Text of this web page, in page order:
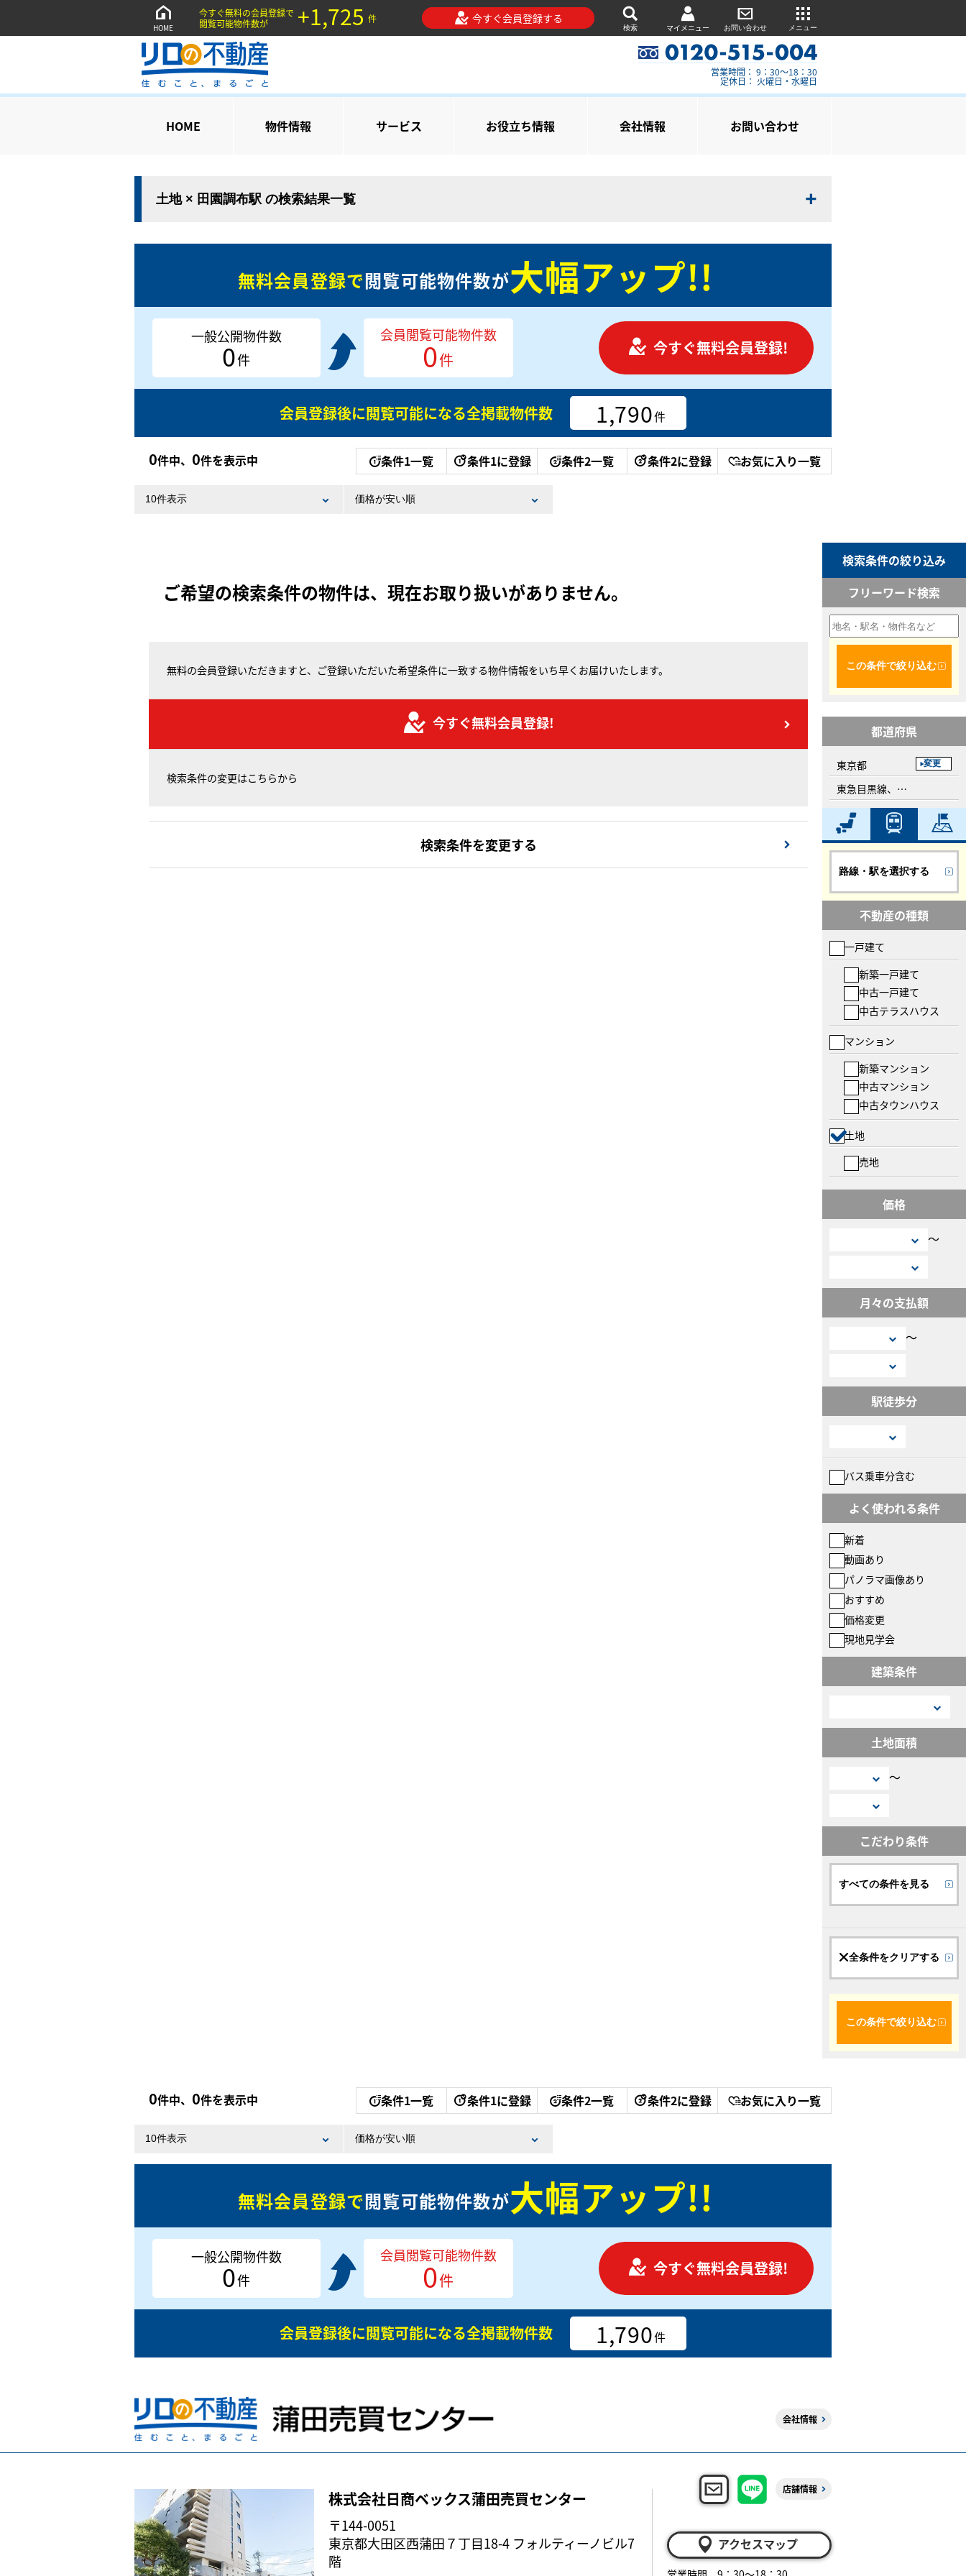
HOME
今すぐ無料の会員登録で
閲覧可能物件数が
+1,725 件 今すぐ会員登録する
検索 マイメニュー お問い合わせ メニュー
営業時間： 9：30～18：30
定休日： 火曜日・水曜日
HOME 物件情報 サービス お役立ち情報 会社情報 お問い合わせ
土地 × 田園調布駅 の検索結果一覧
無料会員登録で閲覧可能物件数が大幅アップ!!
一般公開物件数
0件
会員閲覧可能物件数
0件
今すぐ無料会員登録!
会員登録後に閲覧可能になる全掲載物件数 1,790件
0件中、 0件を表示中 条件1一覧 条件1に登録 条件2一覧 条件2に登録 お気に入り一覧
ご希望の検索条件の物件は、現在お取り扱いがありません。
無料の会員登録いただきますと、ご登録いただいた希望条件に一致する物件情報をいち早くお届けいたします。
今すぐ無料会員登録!
検索条件の変更はこちらから
検索条件を変更する
検索条件の絞り込み
フリーワード検索
この条件で絞り込む
都道府県
東京都 変更
東急目黒線、田園調布駅
路線・駅を選択する
不動産の種類
一戸建て
新築一戸建て
中古一戸建て
中古テラスハウス
マンション
新築マンション
中古マンション
中古タウンハウス
土地
売地
価格
〜
月々の支払額
〜
駅徒歩分
バス乗車分含む
よく使われる条件
新着
動画あり
パノラマ画像あり
おすすめ
価格変更
現地見学会
建築条件
土地面積
〜
こだわり条件
すべての条件を見る
全条件をクリアする
この条件で絞り込む
0件中、 0件を表示中 条件1一覧 条件1に登録 条件2一覧 条件2に登録 お気に入り一覧
無料会員登録で閲覧可能物件数が大幅アップ!!
一般公開物件数
0件
会員閲覧可能物件数
0件
今すぐ無料会員登録!
会員登録後に閲覧可能になる全掲載物件数 1,790件
会社情報
株式会社日商ベックス蒲田売買センター
〒144-0051
東京都大田区西蒲田７丁目18-4 フォルティーノビル7
階
店舗情報
アクセスマップ